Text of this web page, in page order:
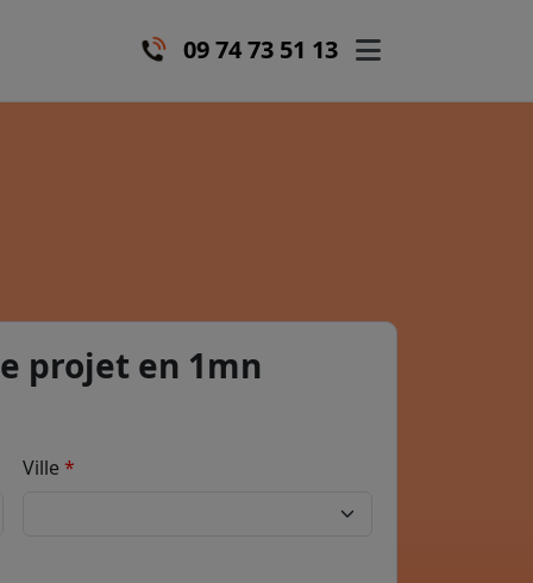
09 74 73 51 13
projet en 1mn
Ville